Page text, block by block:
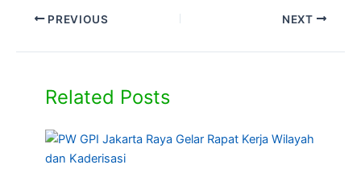
PREVIOUS NEXT
Related Posts